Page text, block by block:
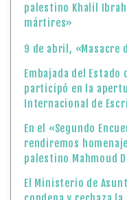
palestino Mahmoud
condena y rechaza
prisioneros
Conmemoración del
30 de marzo: Día de
Palestina participó
Memoria en Argentina